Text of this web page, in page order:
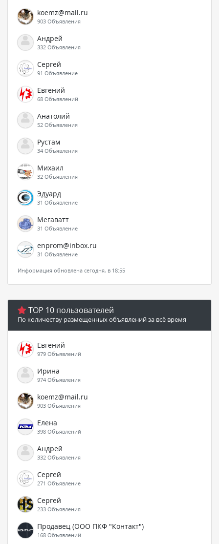
koemz@mail.ru
903 Объявления
Андрей
332 Объявления
Сергей
91 Объявление
Евгений
68 Объявлений
Анатолий
52 Объявления
Рустам
34 Объявления
Михаил
32 Объявления
Эдуард
31 Объявление
Мегаватт
31 Объявление
enprom@inbox.ru
31 Объявление
Информация обновлена сегодня, в 18:55
TOP 10 пользователей
По количеству размещенных объявлений за всё время
Евгений
979 Объявлений
Ирина
974 Объявления
koemz@mail.ru
903 Объявления
Елена
398 Объявлений
Андрей
332 Объявления
Сергей
271 Объявление
Сергей
233 Объявления
Продавец (ООО ПКФ "Контакт")
168 Объявлений